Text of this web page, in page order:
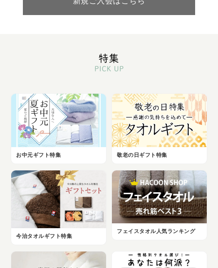
特集
PICK UP
お中元ギフト特集 敬老の日ギフト特集
今治タオルギフト特集
フェイスタオル人気ランキング